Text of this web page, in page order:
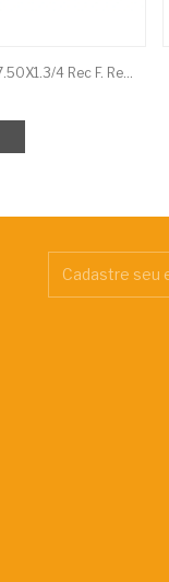
Disco 28 X7.50X1.3/4 Rec F. Red Metisa